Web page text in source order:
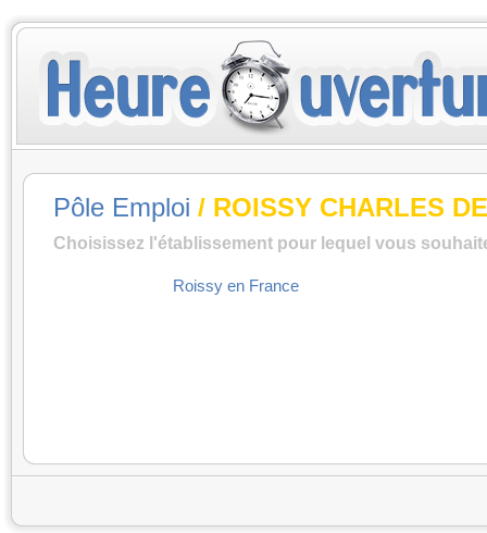
Pôle Emploi / ROISSY CHARLES
Choisissez l'établissement pour lequel vous
Roissy en France